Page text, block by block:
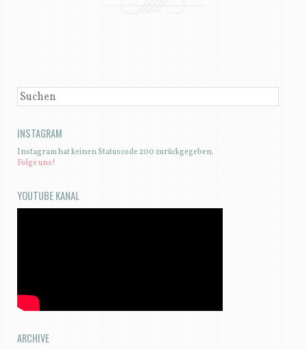
SUCHEN
INSTAGRAM
Instagram hat keinen Statuscode 200 zurückgegeben.
Folge uns!
YOUTUBE KANAL
ARCHIVE